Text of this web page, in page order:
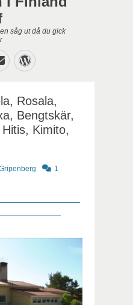
såg ut då du gick
E-
post
WordPress
Rosala,
Bengtskär,
Kimito,
1